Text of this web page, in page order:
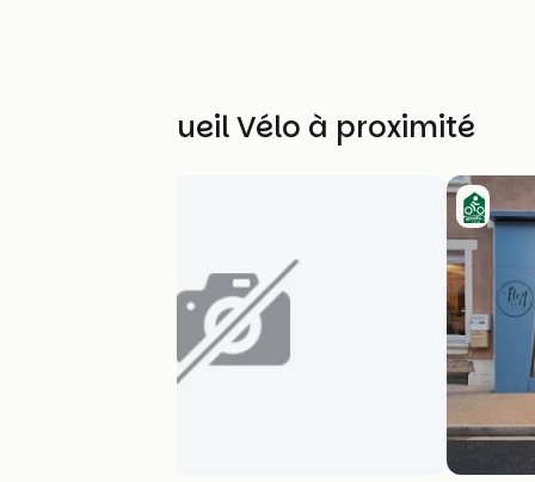
Autres Accueil Vélo à proximité